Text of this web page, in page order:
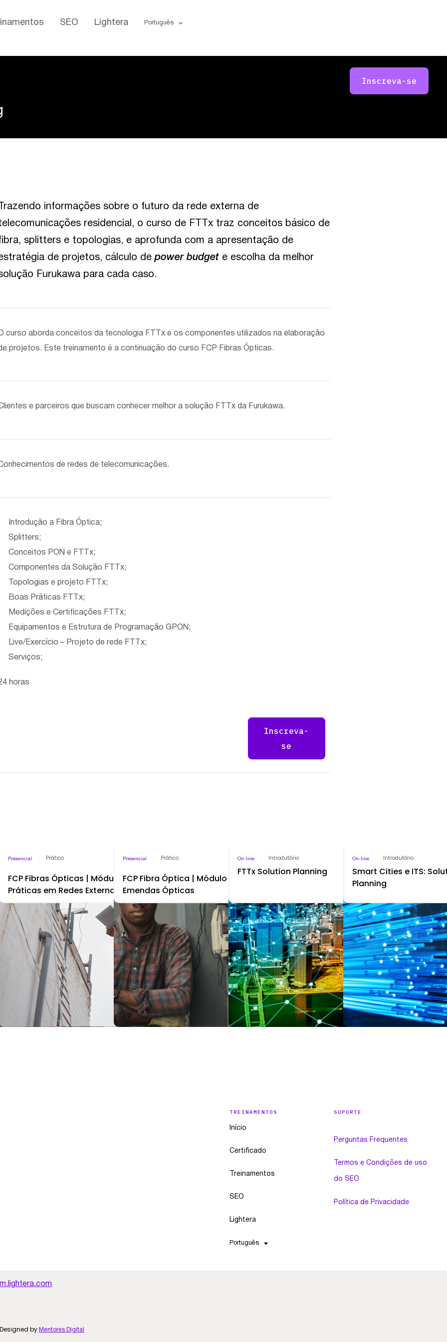
SEO Lightera Português
Inscreva-se
Trazendo informações sobre o futuro da rede externa de
residencial, o curso de FTTx traz conceitos básico de
splitters e topologias, e aprofunda com a apresentação de
de projetos, cálculo depower budgete escolha da melhor
Furukawa para cada caso.
curso aborda conceitos da tecnologia FTTx e os componentes utilizados na elaboração
projetos. Este treinamento é a continuação do curso FCP Fibras Ópticas.
e parceiros que buscam conhecer melhor a solução FTTx da Furukawa.
de redes de telecomunicações.
Introdução a Fibra Óptica;
Splitters;
Conceitos PON e FTTx;
Componentes da Solução FTTx;
Topologias e projeto FTTx;
Boas Práticas FTTx;
Medições e Certificações FTTx;
Equipamentos e Estrutura de Programação GPON;
Live/Exercício – Projeto de rede FTTx;
Serviços;
horas
Inscreva-
se
e
Presencial Prático Pago
FCP Fibras Ópticas | Módulo
Práticas em Redes Externas
Presencial Prático Pago
FCP Fibra Óptica | Módulo
Emendas Ópticas
On-line Introdutório Gratuito
FTTx Solution Planning
On-line Introdutório
Smart Cities e ITS:
Planning
TREINAMENTOS
Início
Certificado
Treinamentos
SEO
Lightera
Português
SUPORTE
Perguntas Frequentes
Termos e Condições de uso
do SEO
Política de Privacidade
Designed by Mentores Digital